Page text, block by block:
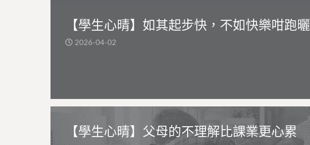
【學生心晴】如其起步快，不如快樂咁跑曬
2026-04-02
【學生心晴】父母的不理解比課業更心累